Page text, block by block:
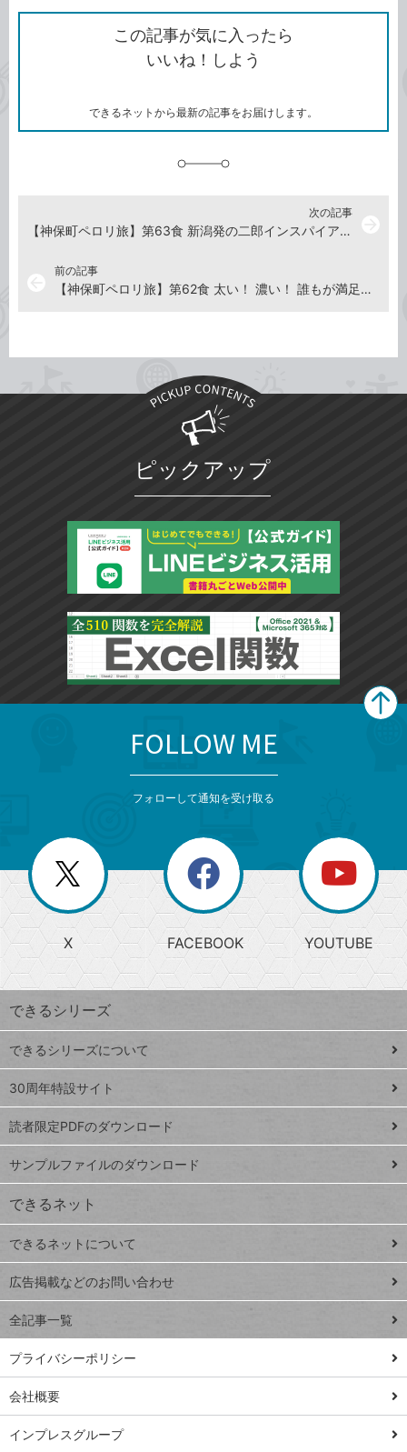
で
シ
ェ
ア
シ
ェ
ア
な
ッ
ク
ク
ク
を
コ
この記事が気に入ったら
いいね！しよう
できるネットから最新の記事をお届けします。
前の記事
【神保町ペロリ旅】第62食 太い！ 濃い！ 誰もが満足するガッツリ系「スパゲッティーのパンチョ」のナポリタン 番長（前編）
次の記事
【神保町ペロリ旅】第63食 新潟発の二郎インスパイア系!? 「新潟発祥なおじ」のつゆなし大盛り（前編）
ピックアップ
じ
る
search
検
索
上
昇
ワ
ー
ド
Google
スプレ
ッドシ
ート
iPhone
VLOOKUP
close
閉じ
る
閉
じ
る
ー
か
ら
探
す
ト
ッ
プ
ペ
ジ
連載
Excel Q&A
トイアンナ流仕
事術
ではじめる業務
の完全自動化
AI議事録作成術
Windows 11
FOLLOW ME
フォローして通知を受け取る
X FACEBOOK YOUTUBE
できるシリーズ
できるシリーズについて
30周年特設サイト
読者限定PDFのダウンロード
サンプルファイルのダウンロード
できるネット
できるネットについて
広告掲載などのお問い合わせ
全記事一覧
プライバシーポリシー
会社概要
インプレスグループ